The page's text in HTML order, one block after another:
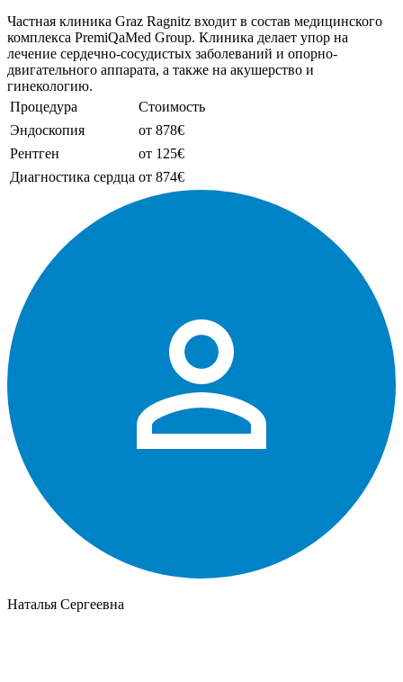
Частная клиника Graz Ragnitz входит в состав медицинского
комплекса PremiQaMed Group. Клиника делает упор на
лечение сердечно-сосудистых заболеваний и опорно-
двигательного аппарата, а также на акушерство и
гинекологию.
Процедура
Стоимость
Эндоскопия
от 878€
Рентген
от 125€
Диагностика сердца от 874€
Наталья Сергеевна